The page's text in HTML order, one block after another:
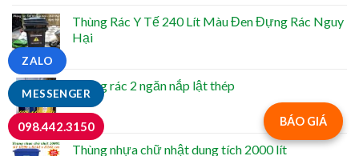
Thùng Rác Y Tế 240 Lít Màu Đen Đựng Rác Nguy
Hại
Thùng rác 2 ngăn nắp lật thép
Thùng nhựa chữ nhật dung tích 2000 lít
BÁO GIÁ
MESSENGER
ZALO
098.442.3150